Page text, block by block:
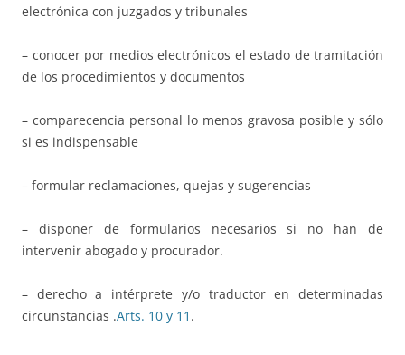
electrónica con juzgados y tribunales
– conocer por medios electrónicos el estado de tramitación
de los procedimientos y documentos
– comparecencia personal lo menos gravosa posible y sólo
si es indispensable
– formular reclamaciones, quejas y sugerencias
– disponer de formularios necesarios si no han de
intervenir abogado y procurador.
– derecho a intérprete y/o traductor en determinadas
circunstancias .Arts. 10 y 11 .